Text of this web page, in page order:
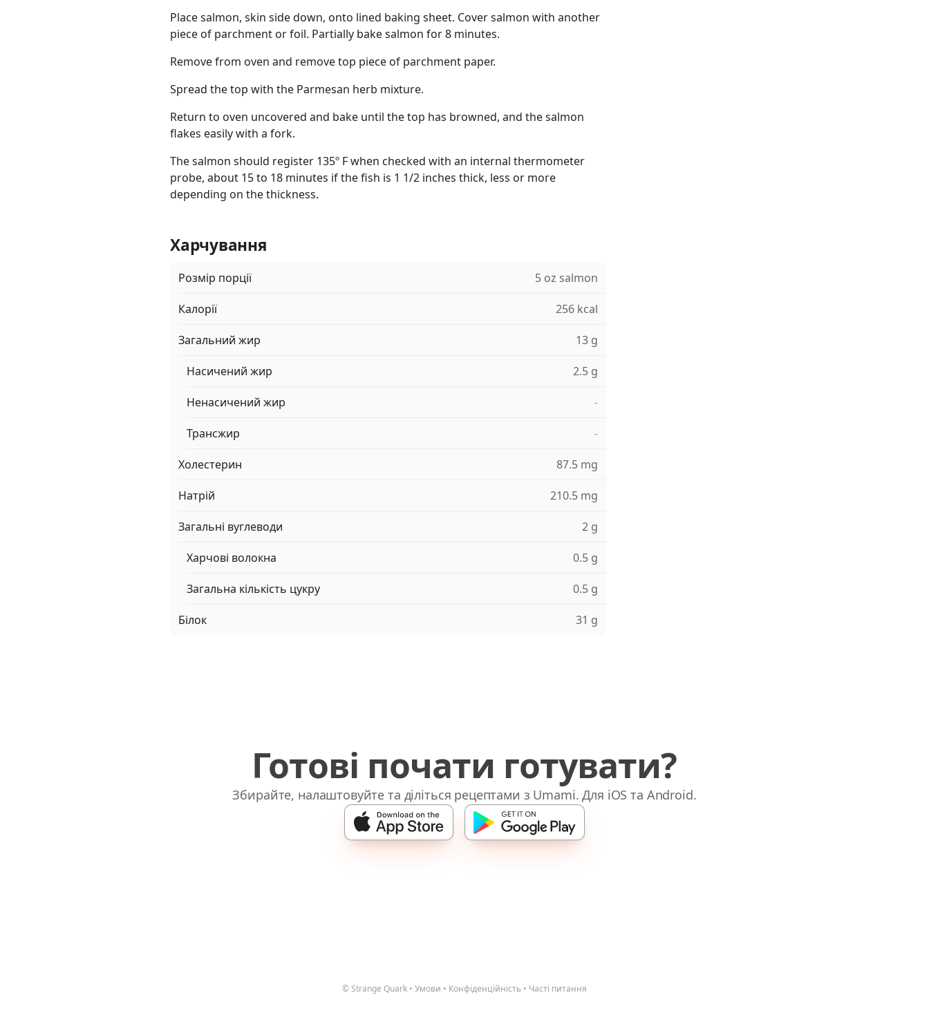
Place salmon, skin side down, onto lined baking sheet. Cover salmon with another
piece of parchment or foil. Partially bake salmon for 8 minutes.
Remove from oven and remove top piece of parchment paper.
Spread the top with the Parmesan herb mixture.
Return to oven uncovered and bake until the top has browned, and the salmon
flakes easily with a fork.
The salmon should register 135º F when checked with an internal thermometer
probe, about 15 to 18 minutes if the fish is 1 1/2 inches thick, less or more
depending on the thickness.
Харчування
Розмір порції 5 oz salmon
Калорії 256 kcal
Загальний жир 13 g
Насичений жир 2.5 g
Ненасичений жир -
Трансжир -
Холестерин 87.5 mg
Натрій 210.5 mg
Загальні вуглеводи 2 g
Харчові волокна 0.5 g
Загальна кількість цукру 0.5 g
Білок 31 g
Готові почати готувати?
Збирайте, налаштовуйте та діліться рецептами з Umami. Для iOS та Android.
© Strange Quark • Умови • Конфіденційність • Часті питання